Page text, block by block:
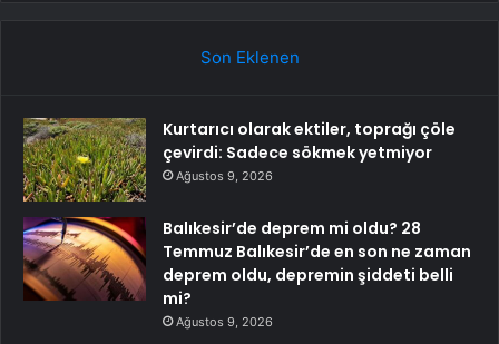
Son Eklenen
Kurtarıcı olarak ektiler, toprağı çöle
çevirdi: Sadece sökmek yetmiyor
Ağustos 9, 2026
Balıkesir’de deprem mi oldu? 28
Temmuz Balıkesir’de en son ne zaman
deprem oldu, depremin şiddeti belli
mi?
Ağustos 9, 2026